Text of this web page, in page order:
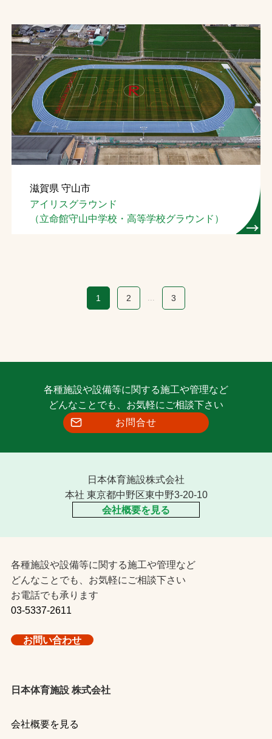
滋賀県 守山市
アイリスグラウンド
（立命館守山中学校・高等学校グラウンド）
1 2 ... 3
各種施設や設備等に関する施工や管理など
どんなことでも、お気軽にご相談下さい
お問合せ
日本体育施設株式会社
本社 東京都中野区東中野3-20-10
会社概要を見る
各種施設や設備等に関する施工や管理など
どんなことでも、お気軽にご相談下さい
お電話でも承ります
03-5337-2611
お問い合わせ
日本体育施設 株式会社
会社概要を見る